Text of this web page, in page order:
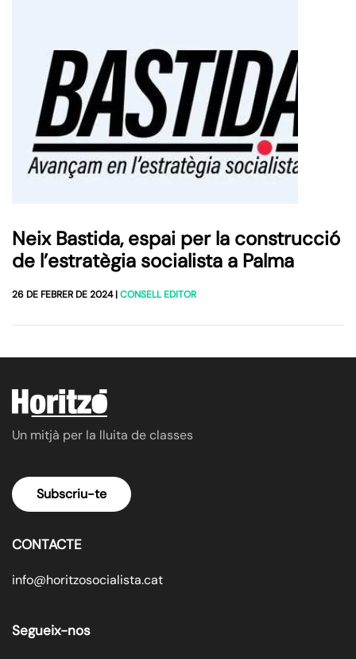
Neix Bastida, espai per la construcció
de l’estratègia socialista a Palma
26 DE FEBRER DE 2024|CONSELL EDITOR
Un mitjà per la lluita de classes
Subscriu-te
CONTACTE
info@horitzosocialista.cat
Segueix-nos